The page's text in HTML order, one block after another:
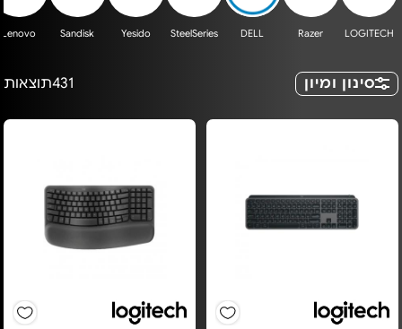
LOGITECH
Razer
DELL
SteelSeries
Yesido
Sandisk
Lenovo
סינון ומיון 431תוצאות